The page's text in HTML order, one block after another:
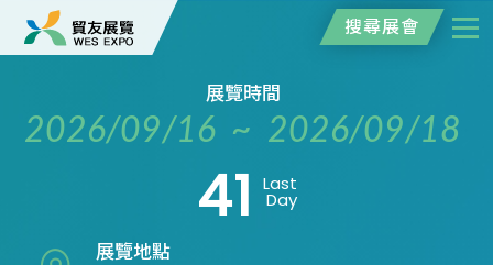
搜尋展會
展覽時間
2026/09/16 ~ 2026/09/18
41 Last
Day
展覽地點